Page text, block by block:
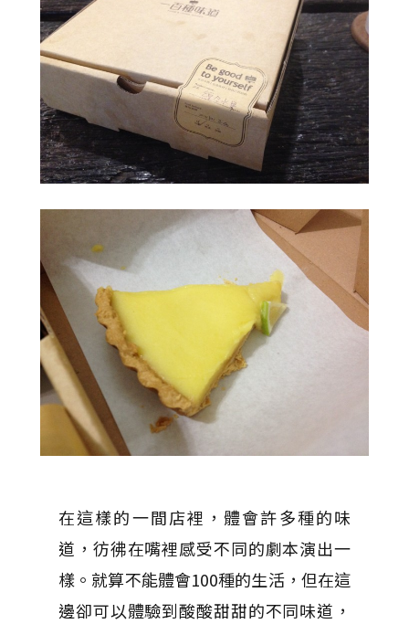
在這樣的一間店裡，體會許多種的味
道，彷彿在嘴裡感受不同的劇本演出一
樣。就算不能體會100種的生活，但在這
邊卻可以體驗到酸酸甜甜的不同味道，